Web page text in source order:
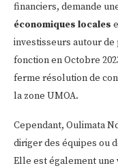
financiers, demande
économiques locales
investisseurs autour
fonction en Octobre
ferme résolution de
la zone UMOA.
Cependant, Oulimata
diriger des équipes ou
Elle est également une